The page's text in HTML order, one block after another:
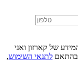
של קארזון ואני
בהתאם לתנאי השימוש,